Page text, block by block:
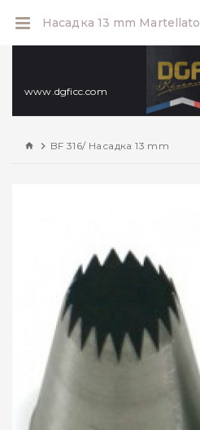
www.dgficc.com
BF 316/ Насадка 13 mm
Насадка 13 mm Martellato